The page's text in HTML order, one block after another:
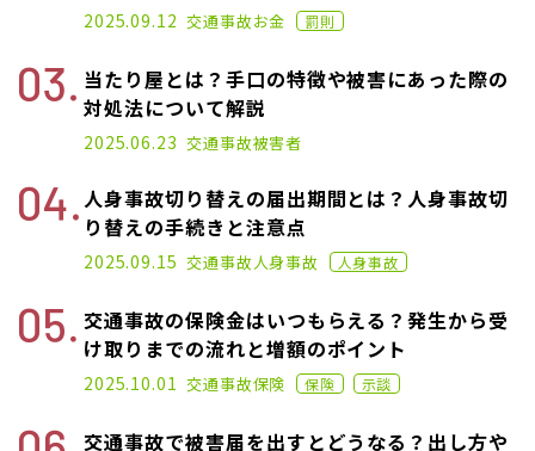
2021.01.25
2025.09.12 交通事故お金 罰則
当たり屋とは？手口の特徴や被害にあった際の
対処法について解説
2021.01.14
2025.06.23 交通事故被害者
人身事故切り替えの届出期間とは？人身事故切
り替えの手続きと注意点
2021.06.02
2025.09.15 交通事故人身事故 人身事故
交通事故の保険金はいつもらえる？発生から受
け取りまでの流れと増額のポイント
2021.05.26
2025.10.01 交通事故保険 保険 示談
交通事故で被害届を出すとどうなる？出し方や